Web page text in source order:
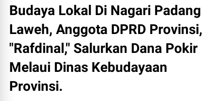
Budaya Lokal Di Nagari Padang
Laweh, Anggota DPRD Provinsi,
"Rafdinal," Salurkan Dana Pokir
Melaui Dinas Kebudayaan
Provinsi.